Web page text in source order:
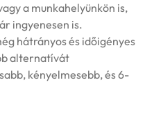
a munkahelyünkön is,
ingyenesen is.
hátrányos és időigényes
alternatívát
kényelmesebb, és 6-